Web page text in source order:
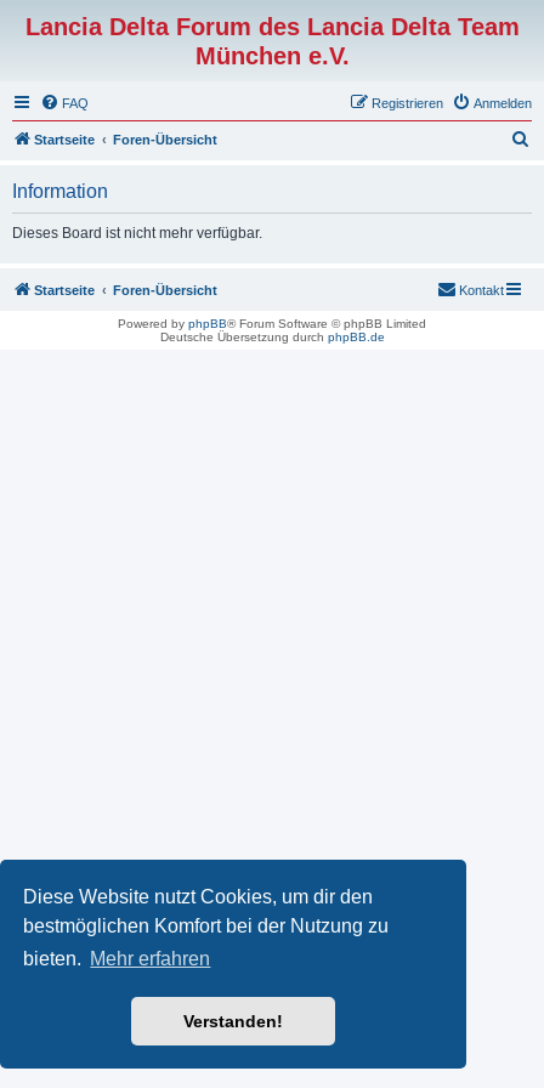
Diese Website nutzt Cookies, um dir den
bestmöglichen Komfort bei der Nutzung zu
bieten. Mehr erfahren
Verstanden!
Lancia Delta Forum des Lancia Delta Team
München e.V.
FAQ Anmelden
Registrieren
Startseite Foren-Übersicht
Information
Dieses Board ist nicht mehr verfügbar.
Startseite Foren-Übersicht Kontakt
Powered by phpBB® Forum Software © phpBB Limited
Deutsche Übersetzung durch phpBB.de